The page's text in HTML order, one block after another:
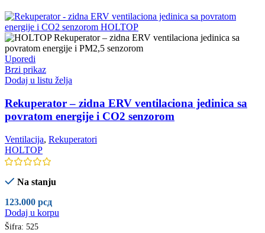
Uporedi
Brzi prikaz
Dodaj u listu želja
Rekuperator – zidna ERV ventilaciona jedinica sa
povratom energije i CO2 senzorom
Ventilacija, Rekuperatori
HOLTOP
Na stanju
123.000 рсд
Dodaj u korpu
Šifra: 525